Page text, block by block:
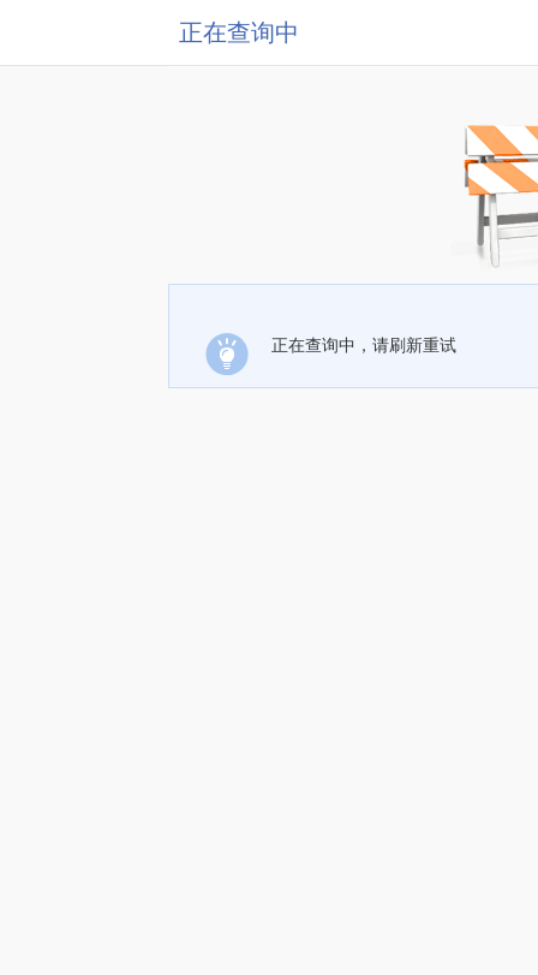
正在查询中
正在查询中，请刷新重试